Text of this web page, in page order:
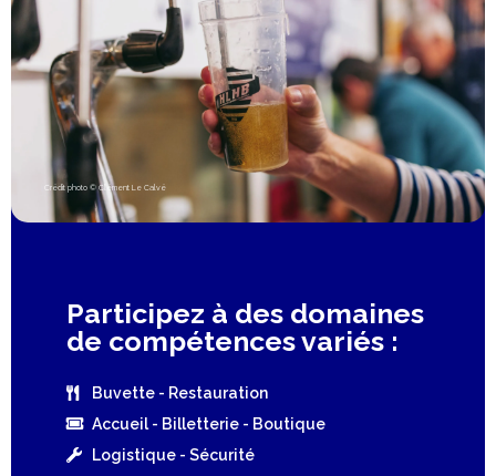
Crédit photo © Clément Le Calvé
Participez à des domaines
de compétences variés :
Buvette - Restauration
Accueil - Billetterie - Boutique
Logistique - Sécurité